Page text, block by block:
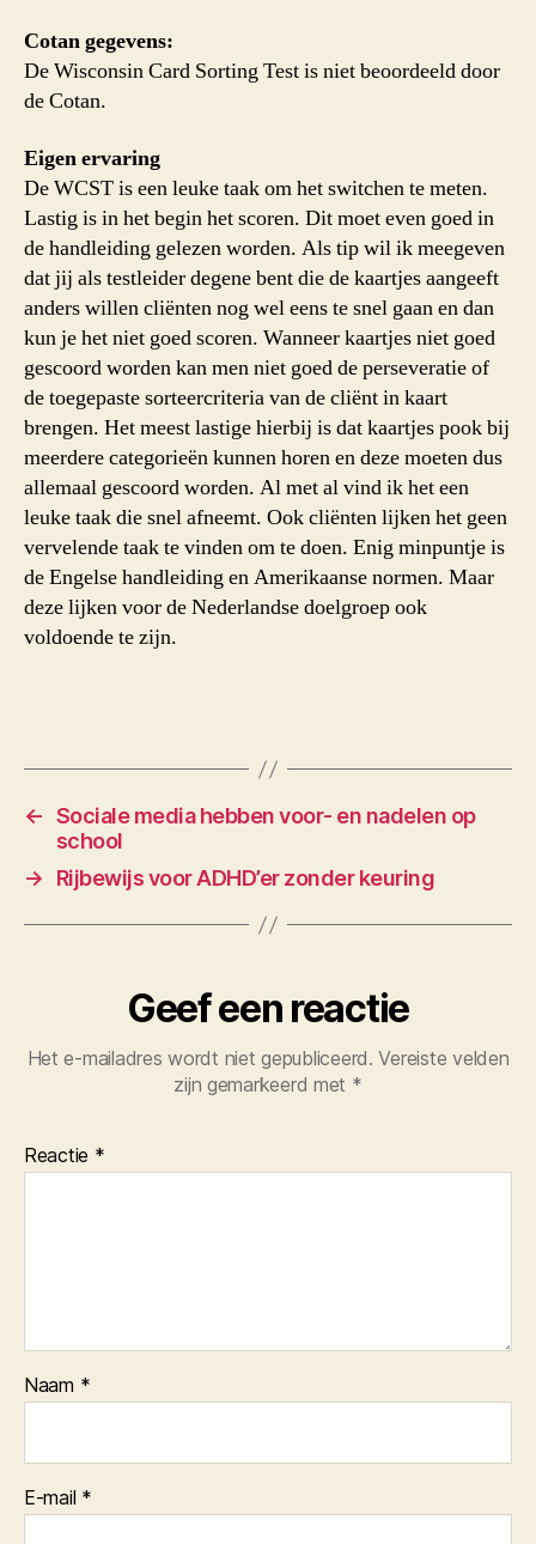
Cotan gegevens:
De Wisconsin Card Sorting Test is niet beoordeeld door
de Cotan.
Eigen ervaring
De WCST is een leuke taak om het switchen te meten.
Lastig is in het begin het scoren. Dit moet even goed in
de handleiding gelezen worden. Als tip wil ik meegeven
dat jij als testleider degene bent die de kaartjes aangeeft
anders willen cliënten nog wel eens te snel gaan en dan
kun je het niet goed scoren. Wanneer kaartjes niet goed
gescoord worden kan men niet goed de perseveratie of
de toegepaste sorteercriteria van de cliënt in kaart
brengen. Het meest lastige hierbij is dat kaartjes pook bij
meerdere categorieën kunnen horen en deze moeten dus
allemaal gescoord worden. Al met al vind ik het een
leuke taak die snel afneemt. Ook cliënten lijken het geen
vervelende taak te vinden om te doen. Enig minpuntje is
de Engelse handleiding en Amerikaanse normen. Maar
deze lijken voor de Nederlandse doelgroep ook
voldoende te zijn.
← Sociale media hebben voor- en nadelen op
school
→
Rijbewijs voor ADHD’er zonder keuring
Geef een reactie
Het e-mailadres wordt niet gepubliceerd. Vereiste velden
zijn gemarkeerd met *
Reactie *
Naam *
E-mail *